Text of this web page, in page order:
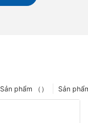
Sản
Sản phẩm （）